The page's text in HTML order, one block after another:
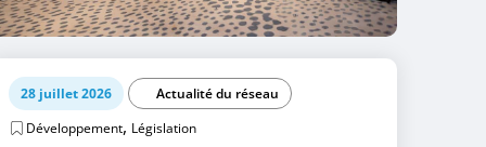
28 juillet 2026
Actualité du réseau
Développement, Législation